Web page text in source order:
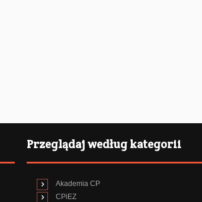
Przeglądaj według kategorii
Akademia CP
CPiEZ